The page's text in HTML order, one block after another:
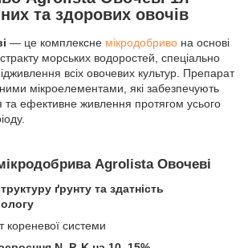
та здорових овочів
— це комплексне мікродобриво на основі
морських водоростей, спеціально
всіх овочевих культур. Препарат
мікроелементами, які забезпечують
та ефективне живлення протягом усього
Agrolista Овочеві
ґрунту та здатність
кореневої системи